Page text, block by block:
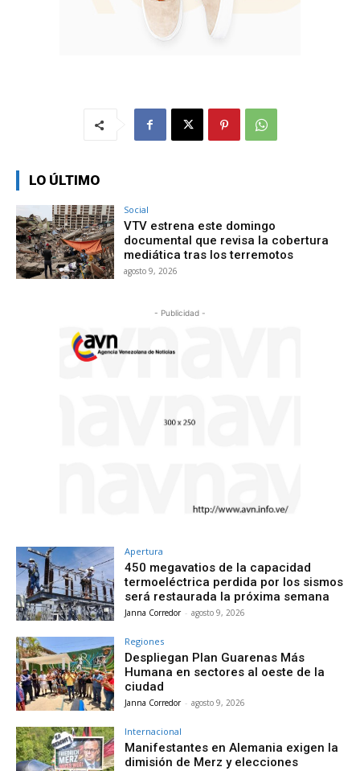
LO ÚLTIMO
Social
VTV estrena este domingo
documental que revisa la cobertura
mediática tras los terremotos
agosto 9, 2026
- Publicidad -
Apertura
450 megavatios de la capacidad
termoeléctrica perdida por los sismos
será restaurada la próxima semana
Janna Corredor - agosto 9, 2026
Regiones
Despliegan Plan Guarenas Más
Humana en sectores al oeste de la
ciudad
Janna Corredor - agosto 9, 2026
Internacional
Manifestantes en Alemania exigen la
dimisión de Merz y elecciones